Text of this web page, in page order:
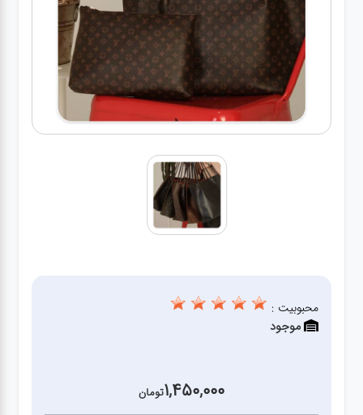
عطر
مینی
اکسسوری
کیف
محبوبیت :
موجود
1,450,000تومان